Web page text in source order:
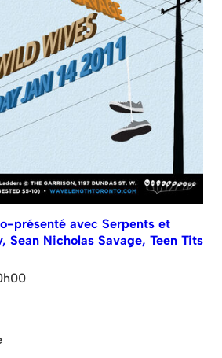
présenté avec Serpents et
Sean Nicholas Savage, Teen Tits